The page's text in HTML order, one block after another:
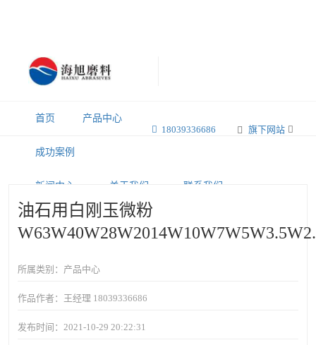
旗下网站
18039336686
首页 产品中心
成功案例
新闻中心 关于我们 联系我们
油石用白刚玉微粉
所属类别：产品中心
作品作者：王经理 18039336686
发布时间：2021-10-29 20:22:31